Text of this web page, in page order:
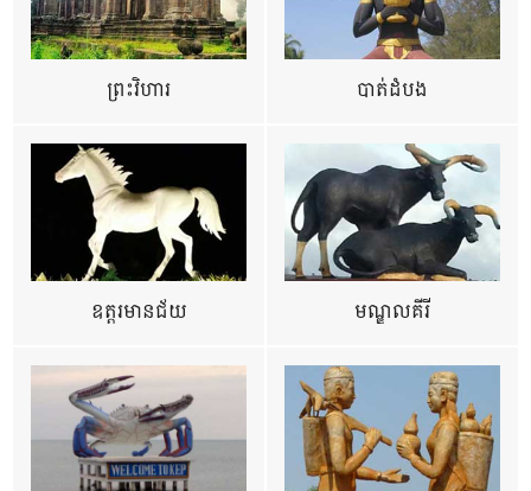
ព្រះវិហារ បាត់ដំបង
ឧត្ដរមានជ័យ មណ្ឌលគីរី